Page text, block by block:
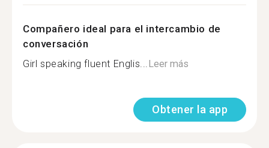
Compañero ideal para el intercambio de
conversación
Girl speaking fluent Englis...Leer más
Obtener la app